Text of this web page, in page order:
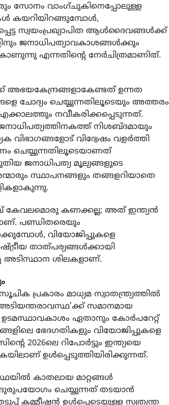
സോനം വാംഗ്ചുകിനെപ്പോലുള്ള
കയറിയിറങ്ങുമ്പോള്‍,
സ്വയംപ്രഖ്യാപിത ആള്‍ദൈവങ്ങള്‍ക്ക്
ജനാധിപത്യാവകാശങ്ങള്‍ക്കും
എന്നതിന്റെ നേര്‍ചിത്രമാണിത്.
ഉന്നത
ചോദ്യം ചെയ്യുന്നതിലൂടെയും അത്തരം
നവീകരിക്കപ്പെടുന്നത്.
ജനാധിപത്യത്തിനകത്ത് നിശബ്ദമായും
വിദ്വേഷം വളര്‍ത്തി
ചെയ്യുന്നതിലൂടെയാണത്
ജനാധിപത്യ മൂല്യങ്ങളുടെ
സ്ഥാപനങ്ങളും തങ്ങളറിയാതെ
കേവലമൊരു കണക്കല്ല; അത് ഇന്ത്യന്‍
പണ്ഡിതരെയും
വിയോജിപ്പുകളെ
താത്പര്യങ്ങള്‍ക്കായി
അടിസ്ഥാന ശിലകളാണ്.
പ്രകാരം മാധ്യമ സ്വാതന്ത്ര്യത്തില്‍
അടിയന്തരാവസ്ഥ’ക്ക് സമാനമായ
ഉടമസ്ഥാവകാശം ഏതാനും കോര്‍പറേറ്റ്
ഭേദഗതികളും വിയോജിപ്പുകളെ
2026ലെ റിപോര്‍ട്ടും ഇന്ത്യയെ
ഉള്‍പ്പെടുത്തിയിരിക്കുന്നത്.
കാതലായ മാറ്റങ്ങള്‍
ചെയ്യുന്നത് തടയാന്‍
കമ്മീഷന്‍ ഉള്‍പ്പെടെയുള്ള സ്വതന്ത്ര